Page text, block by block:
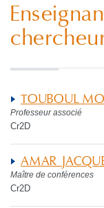
TOUBOUL
Professeur associé
Cr2D
AMAR
Maître de conférences
Cr2D